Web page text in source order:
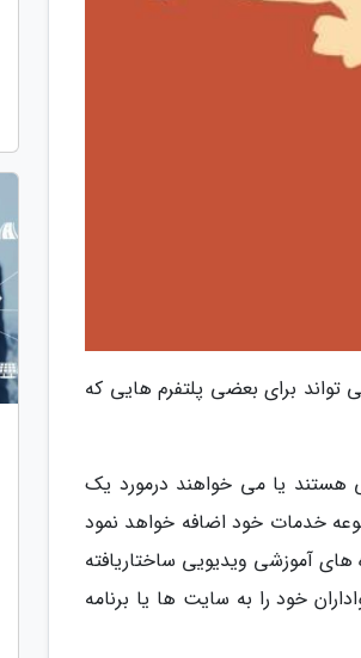
تواند برای بعضی پلتفرم هایی که
هستند یا می خواهند درمورد یک
خدمات خود اضافه خواهد نمود
آموزشی ویدیویی ساختاریافته
خود را به سایت ها یا برنامه